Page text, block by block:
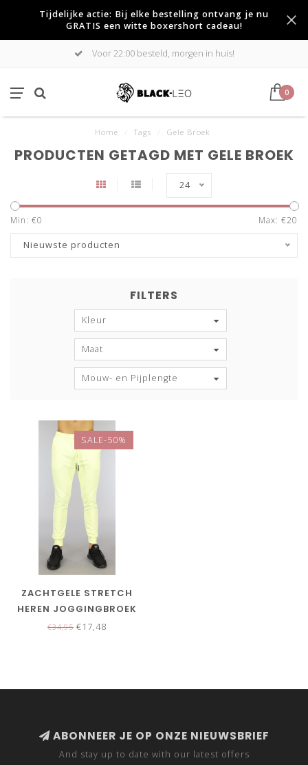
Tijdelijke actie: Bij elke bestelling ontvang je nu
GRATIS een witte boxershort cadeau!
Voor 22:00 besteld, morgen in huis!
0
Home Tags Gele Broek
PRODUCTEN GETAGD MET GELE BROEK
24
Min: €0 Max: €20
Nieuwste producten
FILTERS
Kleur
Maat
Mouw- en Pijplengte
SALE-50%
ZACHTGELE STRETCH
HEREN JOGGINGBROEK
MET ZAKKEN
€34,95 €17,48
ABONNEER JE OP ONZE NIEUWSBRIEF
And stay up to date with our latest offers